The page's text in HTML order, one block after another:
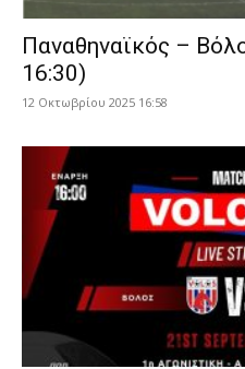
Παναθηναϊκός –
16:30)
12 Οκτωβρίου 2025 16:58